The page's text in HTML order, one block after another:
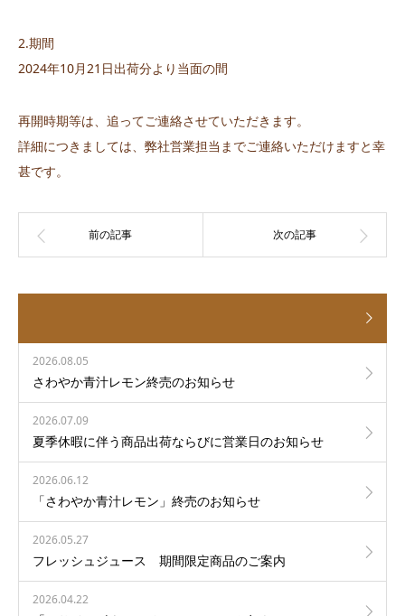
2.期間
2024年10月21日出荷分より当面の間
再開時期等は、追ってご連絡させていただきます。
詳細につきましては、弊社営業担当までご連絡いただけますと幸
甚です。
2026.08.05
さわやか青汁レモン終売のお知らせ
2026.07.09
夏季休暇に伴う商品出荷ならびに営業日のお知らせ
2026.06.12
「さわやか青汁レモン」終売のお知らせ
2026.05.27
フレッシュジュース 期間限定商品のご案内
2026.04.22